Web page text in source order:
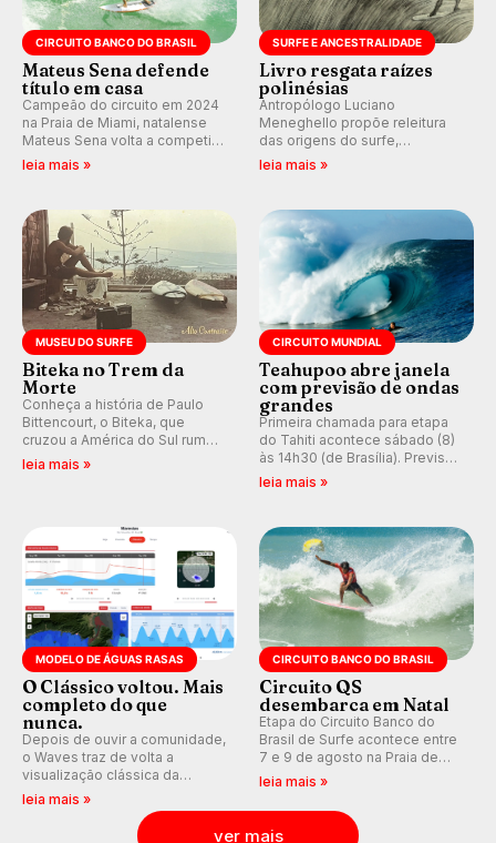
CIRCUITO BANCO DO BRASIL
Mateus Sena defende
título em casa
Campeão do circuito em 2024
na Praia de Miami, natalense
Mateus Sena volta a competir
em casa em busca de manter a
leia mais »
SURFE E ANCESTRALIDADE
Livro resgata raízes
polinésias
Antropólogo Luciano
Meneghello propõe releitura
das origens do surfe,
resgatando a cultura polinésia
prática em esporte e indústria.
leia mais »
MUSEU DO SURFE
Biteka no Trem da
Morte
Conheça a história de Paulo
Bittencourt, o Biteka, que
cruzou a América do Sul rumo
ao Pacífico em uma jornada
leia mais »
CIRCUITO MUNDIAL
Teahupoo abre janela
com previsão de ondas
grandes
Primeira chamada para etapa
do Tahiti acontece sábado (8)
às 14h30 (de Brasília). Previsão
indica swell consistente.
Kelly Slater convidado.
leia mais »
MODELO DE ÁGUAS RASAS
O Clássico voltou. Mais
completo do que
nunca.
Depois de ouvir a comunidade,
o Waves traz de volta a
visualização clássica da
previsão de águas rasas,
agora integrada à nova
plataforma e com previsão das
leia mais »
CIRCUITO BANCO DO BRASIL
Circuito QS
desembarca em Natal
Etapa do Circuito Banco do
Brasil de Surfe acontece entre
7 e 9 de agosto na Praia de
Miami (RN), em disputas
(QS) 4.000 e pela corrida por
vagas no Challenger Series.
leia mais »
ver mais